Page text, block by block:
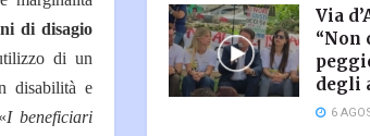
di disagio
di un
disabilità e
I beneficiari
Via
“Non
degli
6